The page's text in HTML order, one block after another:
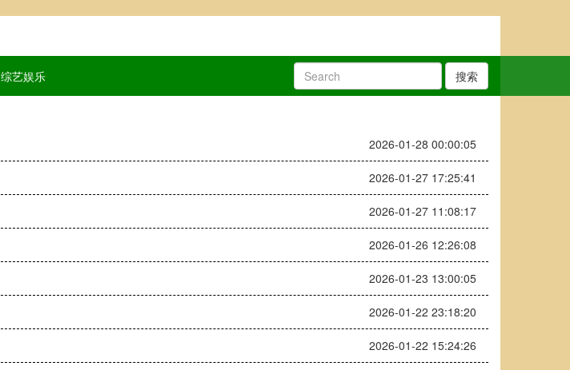
综艺娱乐 搜索
2026-01-28 00:00:05
2026-01-27 17:25:41
2026-01-27 11:08:17
2026-01-26 12:26:08
2026-01-23 13:00:05
2026-01-22 23:18:20
2026-01-22 15:24:26